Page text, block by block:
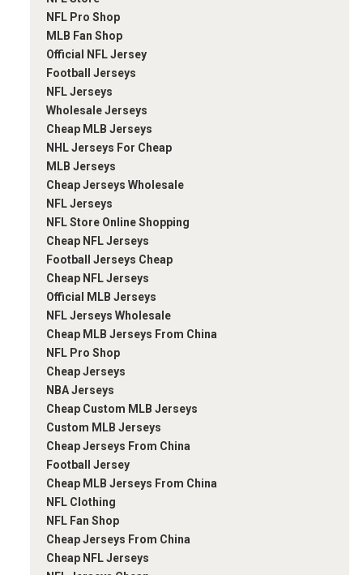
NFL Pro Shop
MLB Fan Shop
Official NFL Jersey
Football Jerseys
NFL Jerseys
Wholesale Jerseys
Cheap MLB Jerseys
NHL Jerseys For Cheap
MLB Jerseys
Cheap Jerseys Wholesale
NFL Jerseys
NFL Store Online Shopping
Cheap NFL Jerseys
Football Jerseys Cheap
Cheap NFL Jerseys
Official MLB Jerseys
NFL Jerseys Wholesale
Cheap MLB Jerseys From China
NFL Pro Shop
Cheap Jerseys
NBA Jerseys
Cheap Custom MLB Jerseys
Custom MLB Jerseys
Cheap Jerseys From China
Football Jersey
Cheap MLB Jerseys From China
NFL Clothing
NFL Fan Shop
Cheap Jerseys From China
Cheap NFL Jerseys